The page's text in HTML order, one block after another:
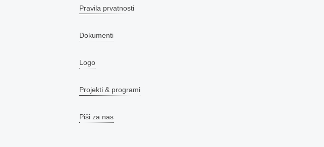
Pravila prvatnosti
Dokumenti
Logo
Projekti & programi
Piši za nas